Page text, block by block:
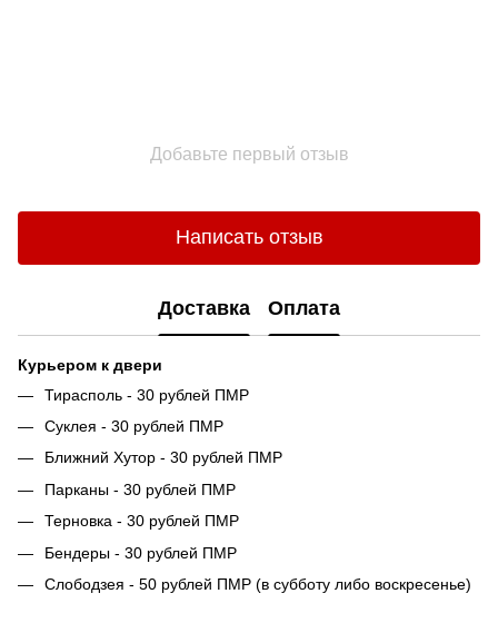
Добавьте первый отзыв
Написать отзыв
Доставка Оплата
Курьером к двери
Тирасполь - 30 рублей ПМР
Суклея - 30 рублей ПМР
Ближний Хутор - 30 рублей ПМР
Парканы - 30 рублей ПМР
Терновка - 30 рублей ПМР
Бендеры - 30 рублей ПМР
Слободзея - 50 рублей ПМР (в субботу либо воскресенье)